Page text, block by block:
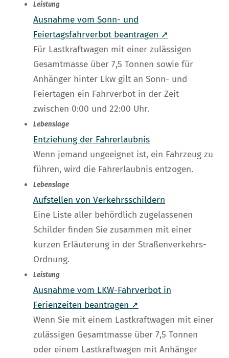
Leistung
Ausnahme vom Sonn- und
Feiertagsfahrverbot beantragen ➚
Für Lastkraftwagen mit einer zulässigen
Gesamtmasse über 7,5 Tonnen sowie für
Anhänger hinter Lkw gilt an Sonn- und
Feiertagen ein Fahrverbot in der Zeit
zwischen 0:00 und 22:00 Uhr.
Lebenslage
Entziehung der Fahrerlaubnis
Wenn jemand ungeeignet ist, ein Fahrzeug zu
führen, wird die Fahrerlaubnis entzogen.
Lebenslage
Aufstellen von Verkehrsschildern
Eine Liste aller behördlich zugelassenen
Schilder finden Sie zusammen mit einer
kurzen Erläuterung in der Straßenverkehrs-
Ordnung.
Leistung
Ausnahme vom LKW-Fahrverbot in
Ferienzeiten beantragen ➚
Wenn Sie mit einem Lastkraftwagen mit einer
zulässigen Gesamtmasse über 7,5 Tonnen
oder einem Lastkraftwagen mit Anhänger